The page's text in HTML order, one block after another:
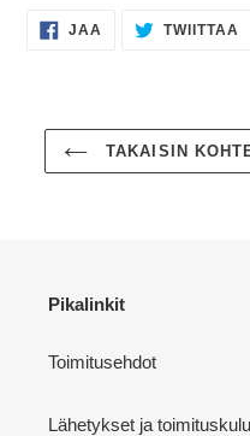
JAA
FACEBOOKISSA
TWIITTAA
TAKAISIN
Pikalinkit
Toimitusehdot
Lähetykset ja